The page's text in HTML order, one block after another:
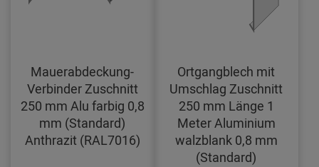
Mauerabdeckung-
Verbinder Zuschnitt
250 mm Alu farbig 0,8
mm (Standard)
Anthrazit (RAL7016)
Ortgangblech mit
Umschlag Zuschnitt
250 mm Länge 1
Meter Aluminium
walzblank 0,8 mm
(Standard)